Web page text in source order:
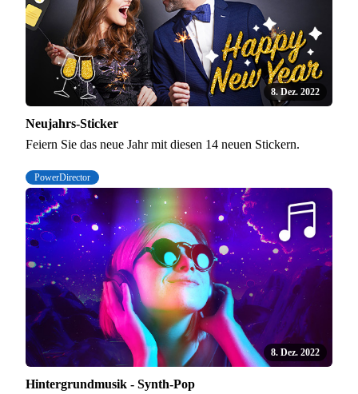
8. Dez. 2022
Neujahrs-Sticker
Feiern Sie das neue Jahr mit diesen 14 neuen Stickern.
PowerDirector
8. Dez. 2022
Hintergrundmusik - Synth-Pop